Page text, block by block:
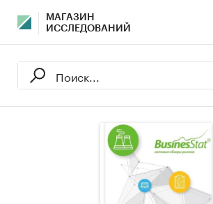
МАГАЗИН
ИССЛЕДОВАНИЙ